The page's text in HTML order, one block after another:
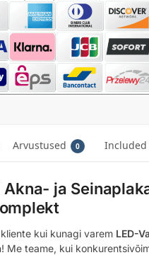
Arvustused 0 Included
ja
kui kunagi varem LED-
! Me teame, kui